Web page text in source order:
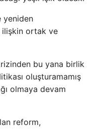
yeniden
ilişkin ortak ve
bu yana birlik
oluşturamamış
olmaya devam
reform,